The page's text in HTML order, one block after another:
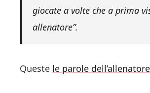
giocate a volte che a prima
allenatore”.
Queste le parole